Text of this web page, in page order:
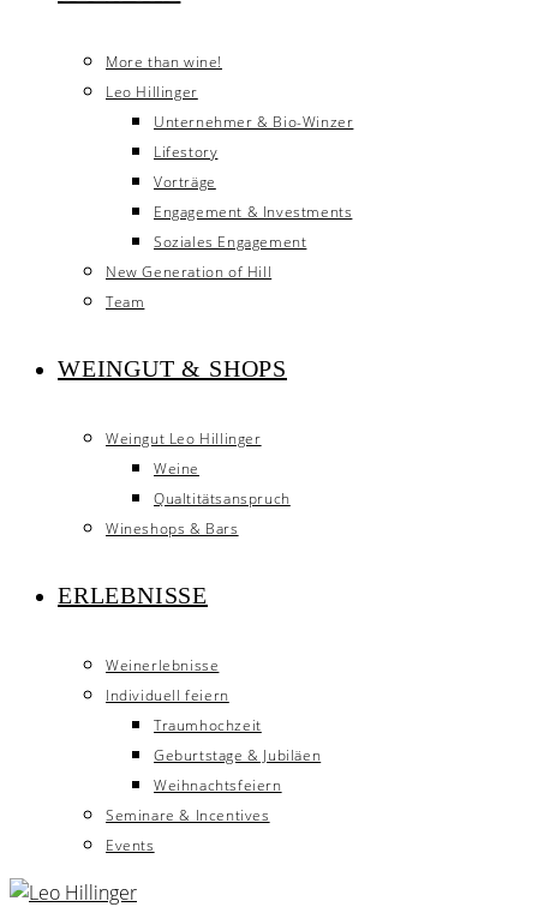
More than wine!
Leo Hillinger
Unternehmer & Bio-Winzer
Lifestory
Vorträge
Engagement & Investments
Soziales Engagement
New Generation of Hill
Team
WEINGUT & SHOPS
Weingut Leo Hillinger
Weine
Qualtitätsanspruch
Wineshops & Bars
ERLEBNISSE
Weinerlebnisse
Individuell feiern
Traumhochzeit
Geburtstage & Jubiläen
Weihnachtsfeiern
Seminare & Incentives
Events